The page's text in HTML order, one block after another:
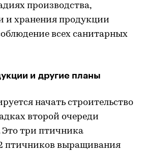
производства,
и хранения продукции
всех санитарных
и другие планы
начать строительство
второй очереди
три птичника
птичников выращивания